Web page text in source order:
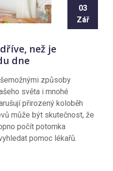
03
Zář
než je
dne
způsoby
světa i mnohé
přirozený koloběh
může být skutečnost, že
počít potomka
pomoc lékařů.